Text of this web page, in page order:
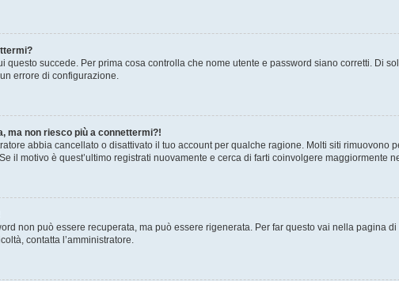
questo succede. Per prima cosa controlla che nome utente e password siano corretti. Di
errore di configurazione.
ma non riesco più a connettermi?!
abbia cancellato o disattivato il tuo account per qualche ragione. Molti siti
il motivo è quest’ultimo registrati nuovamente e cerca di farti coinvolgere maggiormente
non può essere recuperata, ma può essere rigenerata. Per far questo vai nella pagina
contatta l’amministratore.